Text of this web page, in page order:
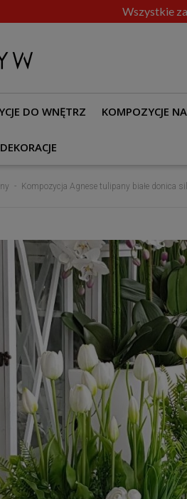
DO WNĘTRZ KOMPOZYCJE
DEKORACJE
Kompozycja Agnese tulipany białe donica